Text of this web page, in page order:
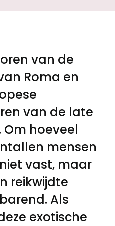
van de
Roma en
van de late
Om hoeveel
mensen
vast, maar
reikwijdte
Als
exotische